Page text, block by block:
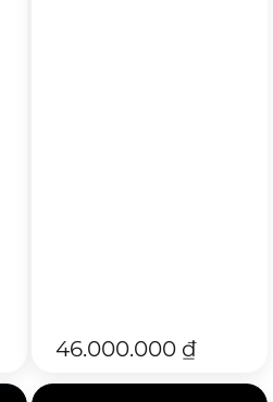
46.000.000 ₫